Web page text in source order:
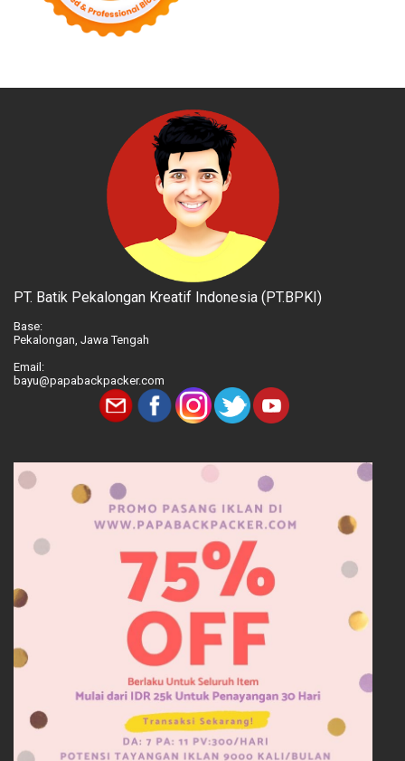
PT. Batik Pekalongan Kreatif Indonesia (PT.BPKI)
Base:
Pekalongan, Jawa Tengah
Email:
bayu@papabackpacker.com